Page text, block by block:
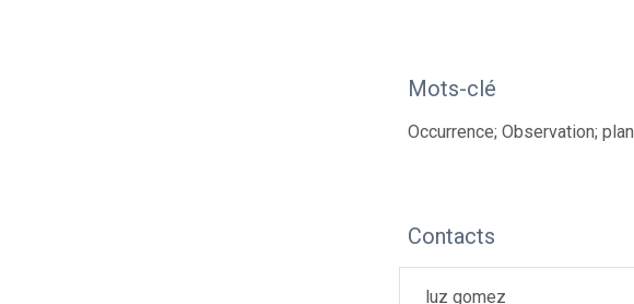
Mots-clé
Occurrence; Observation;
Contacts
luz gomez